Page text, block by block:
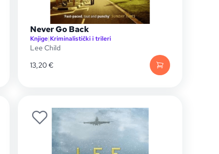
Never Go Back
Knjige|Kriminalistički i trileri
Lee Child
13,20€